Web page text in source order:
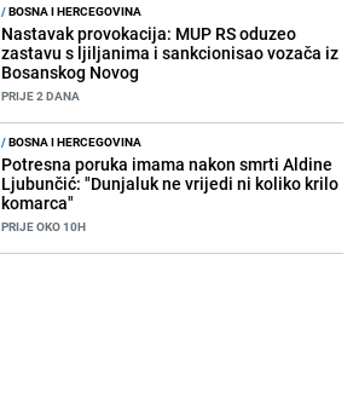
/BOSNA I HERCEGOVINA
Nastavak provokacija: MUP RS oduzeo
zastavu s ljiljanima i sankcionisao vozača iz
Bosanskog Novog
PRIJE 2 DANA
/BOSNA I HERCEGOVINA
Potresna poruka imama nakon smrti Aldine
Ljubunčić: "Dunjaluk ne vrijedi ni koliko krilo
komarca"
PRIJE OKO 10H